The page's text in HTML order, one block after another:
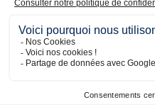
5% DE REMISE
SUR VOTRE